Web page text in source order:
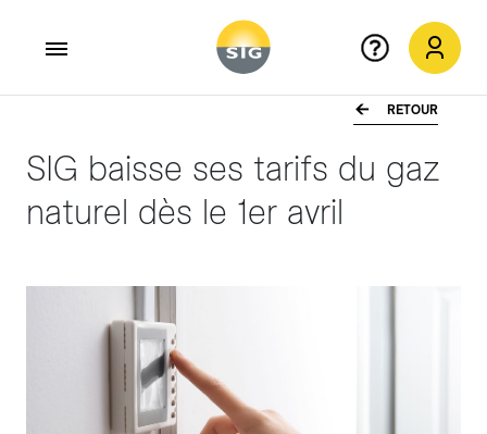
RETOUR
SIG baisse ses tarifs du gaz
naturel dès le 1er avril